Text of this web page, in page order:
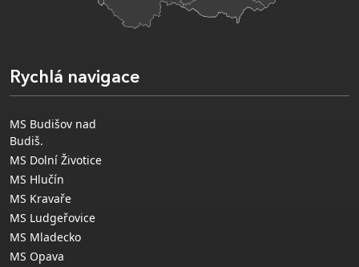
Rychlá navigace
MS Budišov nad
Budiš.
MS Dolní Životice
MS Hlučín
MS Kravaře
MS Ludgeřovice
MS Mladecko
MS Opava